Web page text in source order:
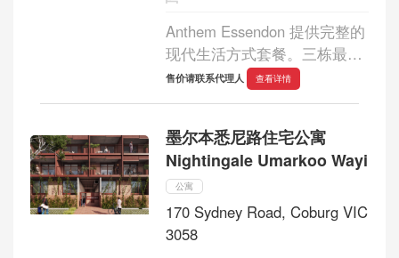
Anthem Essendon 提供完整的
现代生活方式套餐。三栋最先
进的住宅楼，由三个社区花园
Anthem 结合了繁荣的地面零
售中心，提供了一个...
售价请联系代理人 查看详情
墨尔本悉尼路住宅公寓
Nightingale Umarkoo Wayi
公寓
170 Sydney Road, Coburg VIC
3058